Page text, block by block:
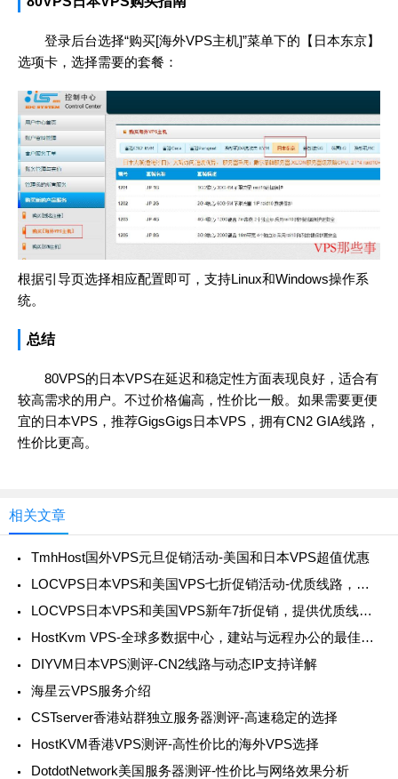
登录后台选择“购买[海外VPS主机]”菜单下的【日本东京】
选项卡，选择需要的套餐：
根据引导页选择相应配置即可，支持Linux和Windows操作系
统。
总结
80VPS的日本VPS在延迟和稳定性方面表现良好，适合有
较高需求的用户。不过价格偏高，性价比一般。如果需要更便
宜的日本VPS，推荐GigsGigs日本VPS，拥有CN2 GIA线路，
性价比更高。
相关文章
TmhHost国外VPS元旦促销活动-美国和日本VPS超值优惠
LOCVPS日本VPS和美国VPS七折促销活动-优质线路，超值优惠
LOCVPS日本VPS和美国VPS新年7折促销，提供优质线路和多节点选择
HostKvm VPS-全球多数据中心，建站与远程办公的最佳选择
DIYVM日本VPS测评-CN2线路与动态IP支持详解
海星云VPS服务介绍
CSTserver香港站群独立服务器测评-高速稳定的选择
HostKVM香港VPS测评-高性价比的海外VPS选择
DotdotNetwork美国服务器测评-性价比与网络效果分析